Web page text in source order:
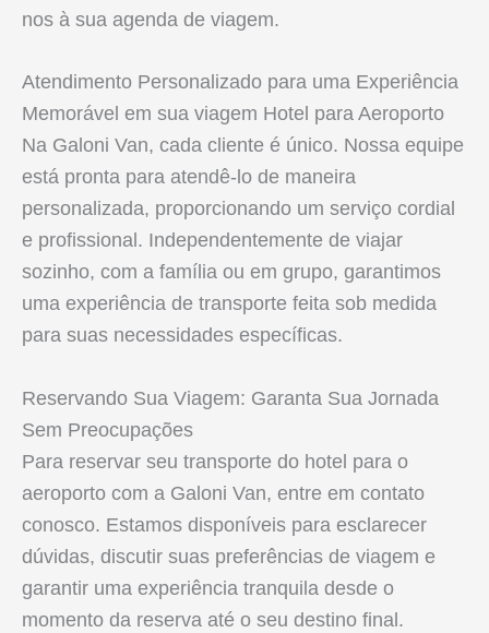
nos à sua agenda de viagem.
Atendimento Personalizado para uma Experiência
Memorável em sua viagem Hotel para Aeroporto
Na Galoni Van, cada cliente é único. Nossa equipe
está pronta para atendê-lo de maneira
personalizada, proporcionando um serviço cordial
e profissional. Independentemente de viajar
sozinho, com a família ou em grupo, garantimos
uma experiência de transporte feita sob medida
para suas necessidades específicas.
Reservando Sua Viagem: Garanta Sua Jornada
Sem Preocupações
Para reservar seu transporte do hotel para o
aeroporto com a Galoni Van, entre em contato
conosco. Estamos disponíveis para esclarecer
dúvidas, discutir suas preferências de viagem e
garantir uma experiência tranquila desde o
momento da reserva até o seu destino final.